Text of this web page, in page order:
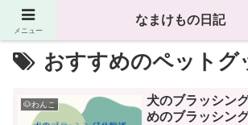
おすすめのペットグ
🐶わんこ
犬のブラッシン
めのブラッシン
メニュー
なまけもの日記